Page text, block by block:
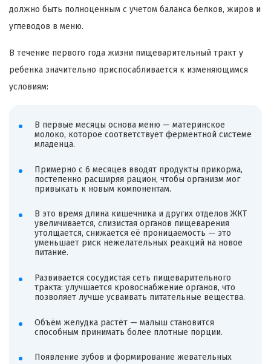
должно быть полноценным с учетом баланса белков, жиров и
углеводов в меню.
В течение первого года жизни пищеварительный тракт у
ребенка значительно приспосабливается к изменяющимся
условиям:
В первые месяцы основа меню — материнское
молоко, которое соответствует ферментной системе
младенца.
Примерно с 6 месяцев вводят продукты прикорма,
постепенно расширяя рацион, чтобы организм мог
привыкать к новым компонентам.
В это время длина кишечника и других отделов ЖКТ
увеличивается, слизистая органов пищеварения
утолщается, снижается её проницаемость — это
уменьшает риск нежелательных реакций на новое
питание.
Развивается сосудистая сеть пищеварительного
тракта: улучшается кровоснабжение органов, что
позволяет лучше усваивать питательные вещества.
Объём желудка растёт — малыш становится
способным принимать более плотные порции.
Появление зубов и формирование жевательных